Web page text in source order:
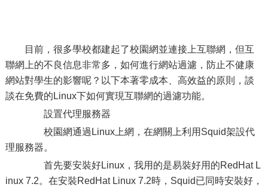
目前，很多學校都建起了校園網並連接上互聯網，但互
聯網上的不良信息非常多，如何進行網站過濾，防止不健康
網站對學生的影響呢？以下本著零成本、高效益的原則，談
談在免費的Linux下如何實現互聯網的過濾功能。
設置代理服務器
校園網通過Linux上網，在網關上利用Squid架設代
理服務器。
首先要安裝好Linux，我用的是易裝好用的RedHat L
inux 7.2。在安裝RedHat Linux 7.2時，Squid已同時安裝好，